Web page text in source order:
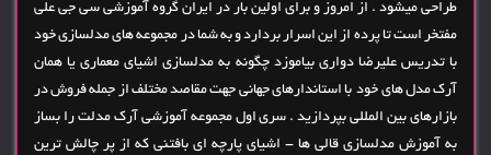
طراحی میشود . از امروز و برای اولین بار در ایران گروه آموزشی سی جی علی
مفتخر است تا پرده از این اسرار بردارد و به شما در مجموعه های مدلسازی خود
با تدریس علیرضا دواری بیاموزد چگونه به مدلسازی اشیای معماری یا همان
آرک مدل های خود با استاندارهای جهانی جهت مقاصد مختلف از جمله فروش در
بازارهای بین المللی بپردازید . سری اول مجموعه آموزشی آرک مدلت را بساز
به آموزش مدلسازی قالی ها - اشیای پارچه ای بافتنی که از پر چالش ترین